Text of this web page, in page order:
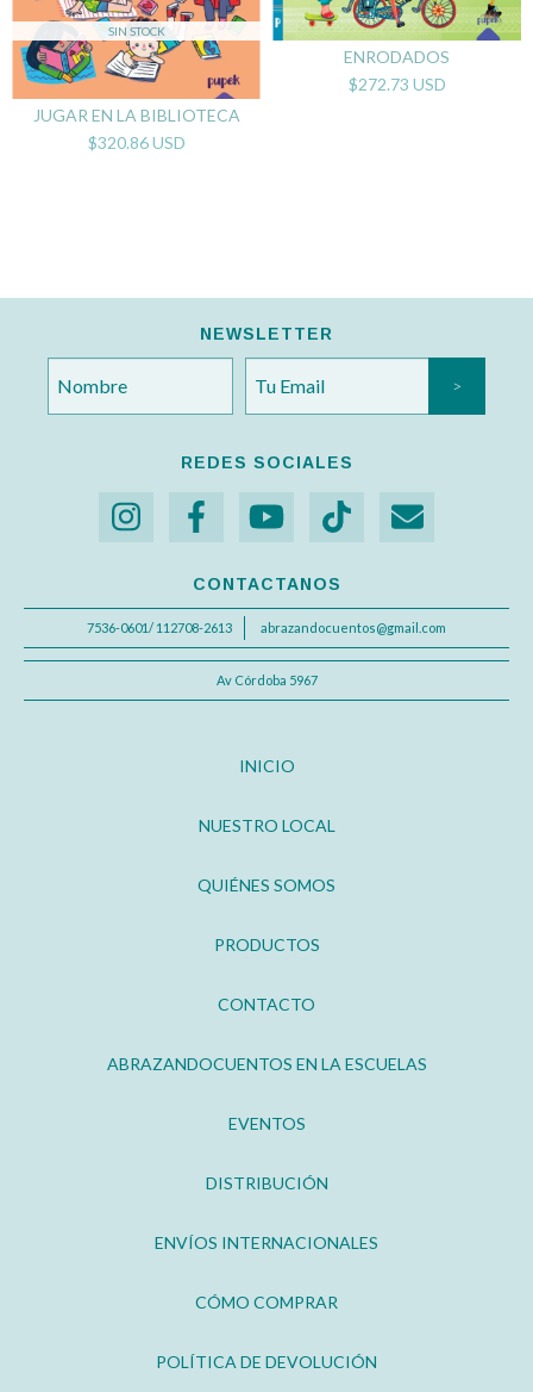
SIN STOCK
JUGAR EN LA BIBLIOTECA
$320.86 USD
ENRODADOS
$272.73 USD
NEWSLETTER
REDES SOCIALES
CONTACTANOS
7536-0601/ 112708-2613 abrazandocuentos@gmail.com
Av Córdoba 5967
INICIO
NUESTRO LOCAL
QUIÉNES SOMOS
PRODUCTOS
CONTACTO
ABRAZANDOCUENTOS EN LA ESCUELAS
EVENTOS
DISTRIBUCIÓN
ENVÍOS INTERNACIONALES
CÓMO COMPRAR
POLÍTICA DE DEVOLUCIÓN